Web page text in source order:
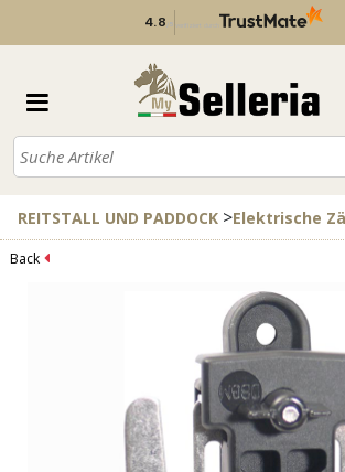
4.8 5 verifiziert durch
REITSTALL UND PADDOCK >Elektrische
Back